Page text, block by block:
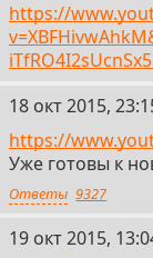
https://
68
18 окт 2015,
https://
Уже готовы к
Ответы 9327
69
19 окт 2015,